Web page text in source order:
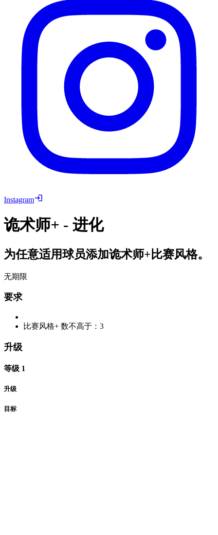
Instagram
诡术师+ - 进化
为任意适用球员添加诡术师+比赛风格。
无期限
要求
比赛风格+ 数不高于：3
升级
等级 1
升级
目标